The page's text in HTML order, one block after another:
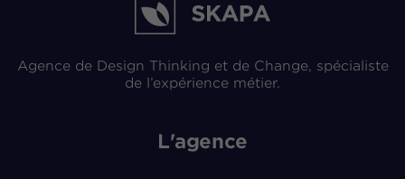
Agence de Design Thinking et de Change, spécialiste
de l’expérience métier.
L'agence